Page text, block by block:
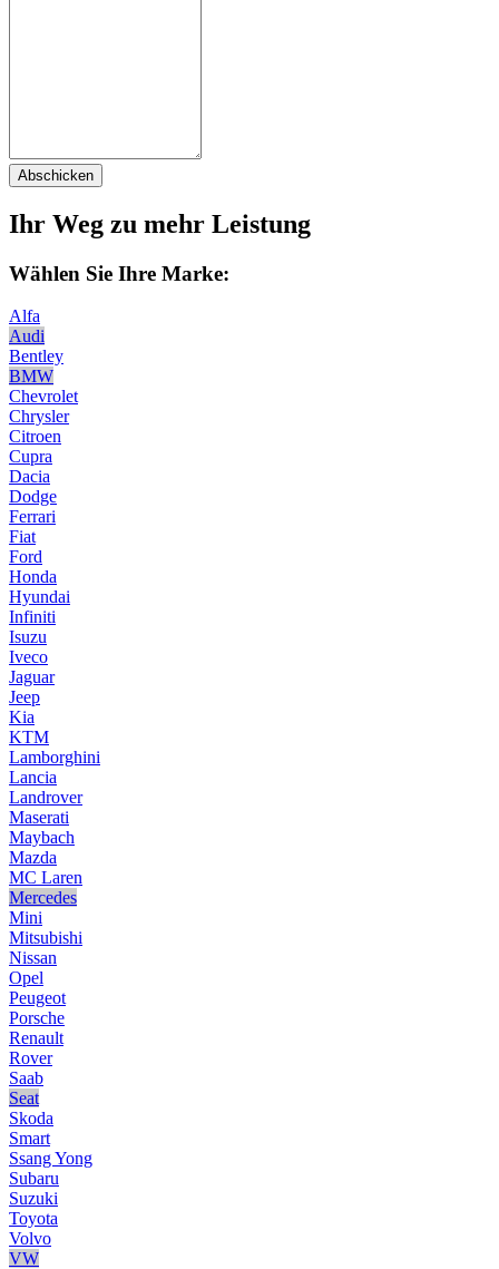
Abschicken
Ihr Weg zu mehr Leistung
Wählen Sie Ihre Marke:
Alfa
Audi
Bentley
BMW
Chevrolet
Chrysler
Citroen
Cupra
Dacia
Dodge
Ferrari
Fiat
Ford
Honda
Hyundai
Infiniti
Isuzu
Iveco
Jaguar
Jeep
Kia
KTM
Lamborghini
Lancia
Landrover
Maserati
Maybach
Mazda
MC Laren
Mercedes
Mini
Mitsubishi
Nissan
Opel
Peugeot
Porsche
Renault
Rover
Saab
Seat
Skoda
Smart
Ssang Yong
Subaru
Suzuki
Toyota
Volvo
VW